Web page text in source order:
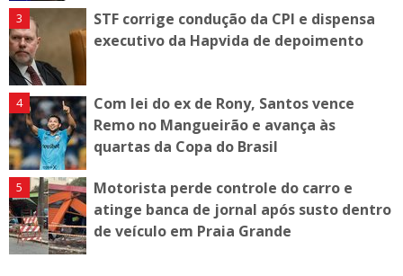
STF corrige condução da CPI e dispensa
executivo da Hapvida de depoimento
Com lei do ex de Rony, Santos vence
Remo no Mangueirão e avança às
quartas da Copa do Brasil
Motorista perde controle do carro e
atinge banca de jornal após susto dentro
de veículo em Praia Grande